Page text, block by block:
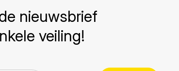
nieuwsbrief
veiling!